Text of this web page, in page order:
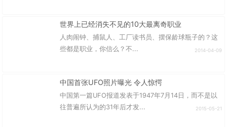
世界上已经消失不见的10大最离奇职业
人肉闹钟、捕鼠人、工厂读书员、摆保龄球瓶子的？这
些都是职业，你信么？不...
2014-04-09
中国首张UFO照片曝光 令人惊愕
中国第一篇UFO报道发表于1947年7月14日，而不是以
往普遍所认为的31年后才发...
2015-05-21